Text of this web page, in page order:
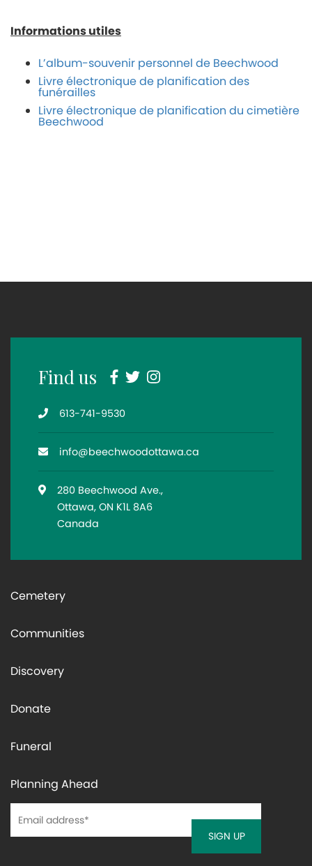
Informations utiles
L’album-souvenir personnel de Beechwood
Livre électronique de planification des
funérailles
Livre électronique de planification du cimetière
Beechwood
Find us Facebook
TwitterInstagram
Telephone
613-741-9530
Email
info@beechwoodottawa.ca
Location
280 Beechwood Ave.,
Ottawa, ON K1L 8A6
Canada
Cemetery
Communities
Discovery
Donate
Funeral
Planning Ahead